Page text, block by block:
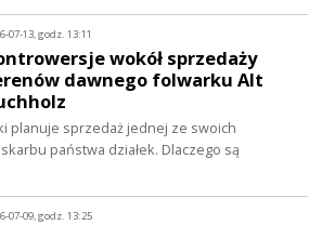
07-13, godz. 13:11
wokół sprzedaży
dawnego folwarku Alt
planuje sprzedaż jednej ze swoich
państwa działek. Dlaczego są
07-09, godz. 13:25